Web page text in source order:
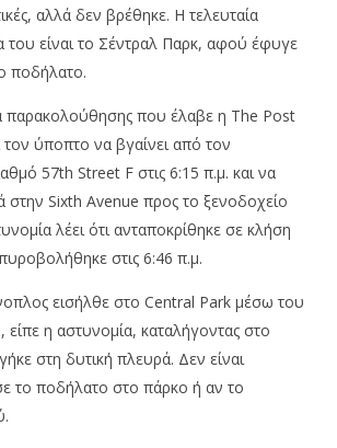
αλλά δεν βρέθηκε. Η τελευταία
του είναι το Σέντραλ Παρκ, αφού έφυγε
ποδήλατο.
παρακολούθησης που έλαβε η The Post
τον ύποπτο να βγαίνει από τον
57th Street F στις 6:15 π.μ. και να
στην Sixth Avenue προς το ξενοδοχείο
λέει ότι ανταποκρίθηκε σε κλήση
στις 6:46 π.μ.
εισήλθε στο Central Park μέσω του
η αστυνομία, καταλήγοντας στο
στη δυτική πλευρά. Δεν είναι
το ποδήλατο στο πάρκο ή αν το